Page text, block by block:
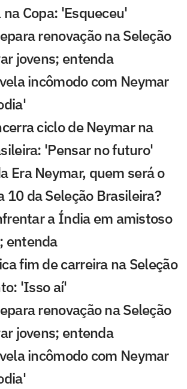
Copa: 'Esqueceu'
renovação na Seleção
jovens; entenda
incômodo com Neymar
ciclo de Neymar na
'Pensar no futuro'
Era Neymar, quem será o
10 da Seleção Brasileira?
a Índia em amistoso
entenda
fim de carreira na Seleção
'Isso aí'
renovação na Seleção
jovens; entenda
incômodo com Neymar